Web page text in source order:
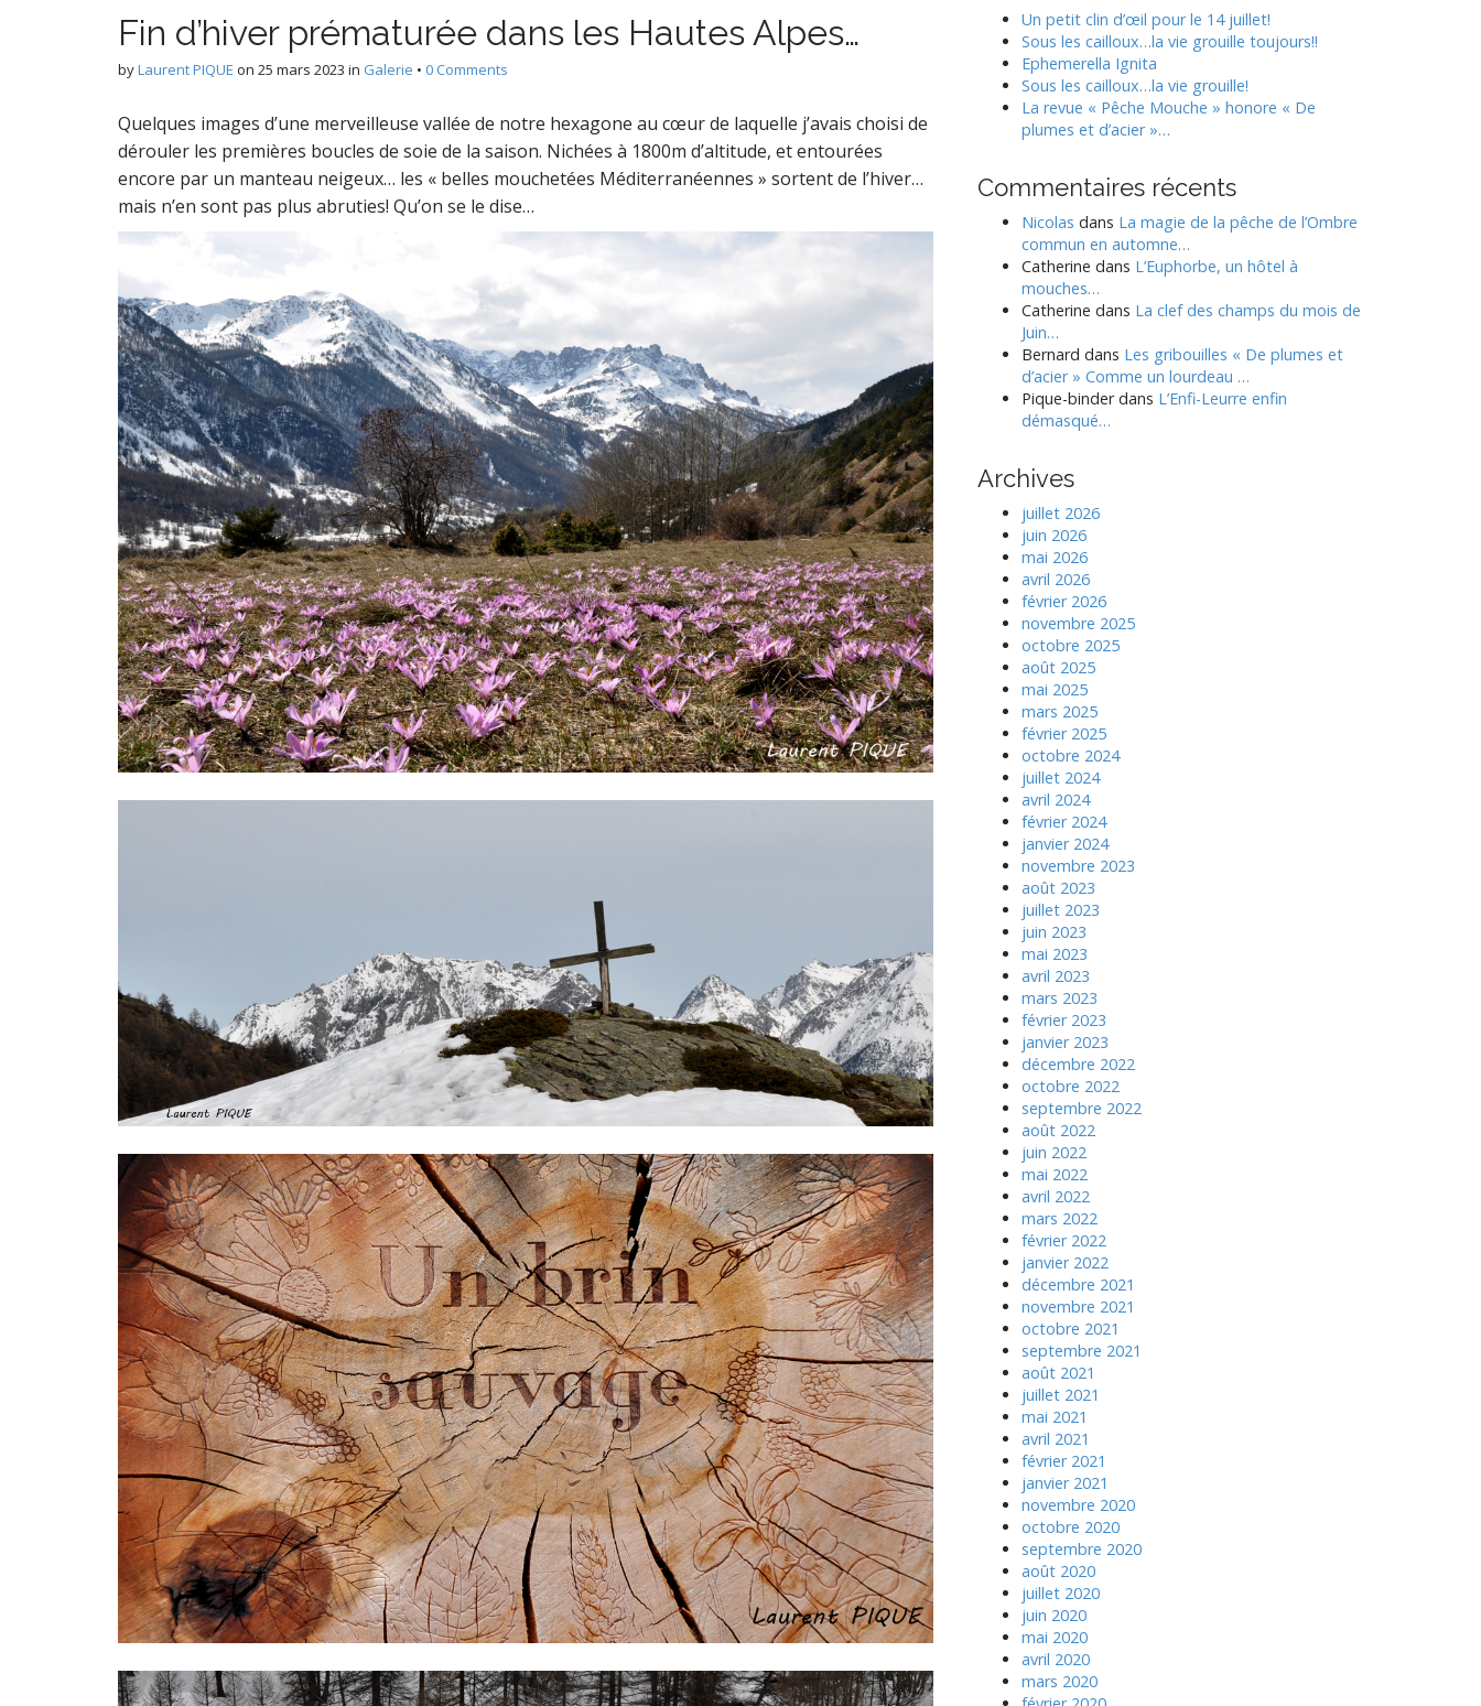
Fin d’hiver prématurée dans les Hautes Alpes…
byLaurent PIQUE on 25 mars 2023 in Galerie • 0 Comments
Quelques images d’une merveilleuse vallée de notre hexagone au cœur de laquelle j’avais choisi de
dérouler les premières boucles de soie de la saison. Nichées à 1800m d’altitude, et entourées
encore par un manteau neigeux… les « belles mouchetées Méditerranéennes » sortent de l’hiver…
mais n’en sont pas plus abruties! Qu’on se le dise…
Un petit clin d’œil pour le 14 juillet!
Sous les cailloux…la vie grouille toujours!!
Ephemerella Ignita
Sous les cailloux…la vie grouille!
La revue « Pêche Mouche » honore « De
plumes et d’acier »…
Commentaires récents
Nicolas dans La magie de la pêche de l’Ombre
commun en automne…
Catherine dans L’Euphorbe, un hôtel à
mouches…
Catherine dans La clef des champs du mois de
Juin…
Bernard dans Les gribouilles « De plumes et
d’acier » Comme un lourdeau …
Pique-binderdans L’Enfi-Leurre enfin
démasqué…
Archives
juillet 2026
juin 2026
mai 2026
avril 2026
février 2026
novembre 2025
octobre 2025
août 2025
mai 2025
mars 2025
février 2025
octobre 2024
juillet 2024
avril 2024
février 2024
janvier 2024
novembre 2023
août 2023
juillet 2023
juin 2023
mai 2023
avril 2023
mars 2023
février 2023
janvier 2023
décembre 2022
octobre 2022
septembre 2022
août 2022
juin 2022
mai 2022
avril 2022
mars 2022
février 2022
janvier 2022
décembre 2021
novembre 2021
octobre 2021
septembre 2021
août 2021
juillet 2021
mai 2021
avril 2021
février 2021
janvier 2021
novembre 2020
octobre 2020
septembre 2020
août 2020
juillet 2020
juin 2020
mai 2020
avril 2020
mars 2020